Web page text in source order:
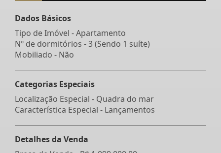
Dados Básicos
Tipo de Imóvel - Apartamento
Nº de dormitórios - 3 (Sendo 1 suíte)
Mobiliado - Não
Categorias Especiais
Localização Especial - Quadra do mar
Característica Especial - Lançamentos
Detalhes da Venda